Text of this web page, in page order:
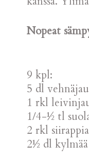
Nopeat
9 kpl:
5 dl
1 rkl
1/4-½ tl
2 rkl
2½ dl